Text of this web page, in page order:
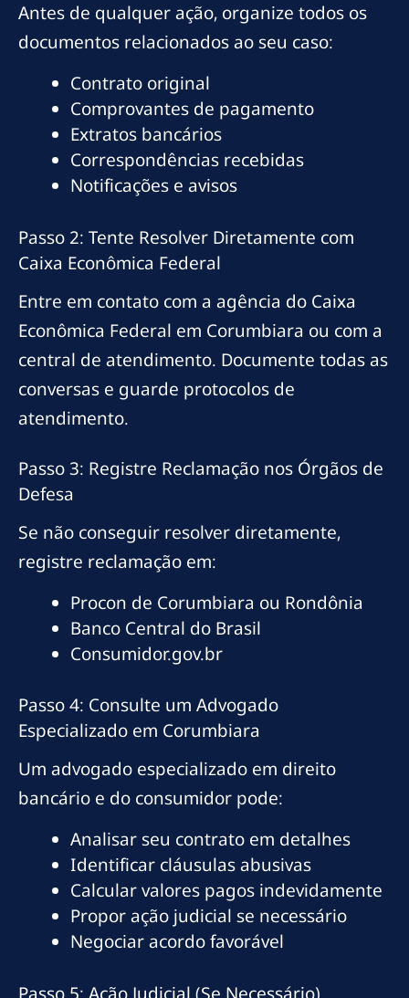
Antes de qualquer ação, organize todos os
documentos relacionados ao seu caso:
Contrato original
Comprovantes de pagamento
Extratos bancários
Correspondências recebidas
Notificações e avisos
Passo 2: Tente Resolver Diretamente com
Caixa Econômica Federal
Entre em contato com a agência do Caixa
Econômica Federal em Corumbiara ou com a
central de atendimento. Documente todas as
conversas e guarde protocolos de
atendimento.
Passo 3: Registre Reclamação nos Órgãos de
Defesa
Se não conseguir resolver diretamente,
registre reclamação em:
Procon de Corumbiara ou Rondônia
Banco Central do Brasil
Consumidor.gov.br
Passo 4: Consulte um Advogado
Especializado em Corumbiara
Um advogado especializado em direito
bancário e do consumidor pode:
Analisar seu contrato em detalhes
Identificar cláusulas abusivas
Calcular valores pagos indevidamente
Propor ação judicial se necessário
Negociar acordo favorável